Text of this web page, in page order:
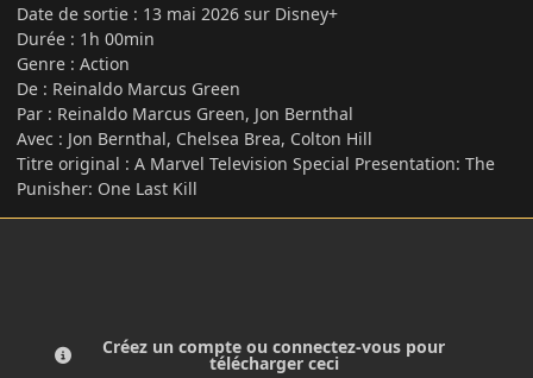
Date de sortie : 13 mai 2026 sur Disney+
Durée : 1h 00min
Genre : Action
De : Reinaldo Marcus Green
Par : Reinaldo Marcus Green, Jon Bernthal
Avec : Jon Bernthal, Chelsea Brea, Colton Hill
Titre original : A Marvel Television Special Presentation: The
Punisher: One Last Kill
Créez un compte ou connectez-vous pour
télécharger ceci